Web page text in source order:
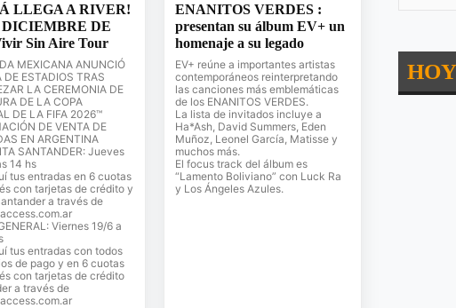
LLEGA A RIVER!
DICIEMBRE DE
Sin Aire Tour
MEXICANA ANUNCIÓ
DE ESTADIOS TRAS
LA CEREMONIA DE
DE LA COPA
DE LA FIFA 2026™
DE VENTA DE
EN ARGENTINA
SANTANDER: Jueves
14 hs
tus entradas en 6 cuotas
con tarjetas de crédito y
a través de
Viernes 19/6 a
tus entradas con todos
de pago y en 6 cuotas
con tarjetas de crédito
a través de
ENANITOS VERDES :
presentan su álbum EV+ un
homenaje a su legado
EV+ reúne a importantes artistas
contemporáneos reinterpretando
las canciones más emblemáticas
de los ENANITOS VERDES.
La lista de invitados incluye a
Ha*Ash, David Summers, Eden
Muñoz, Leonel García, Matisse y
muchos más.
El focus track del álbum es
“Lamento Boliviano” con Luck Ra
y Los Ángeles Azules.